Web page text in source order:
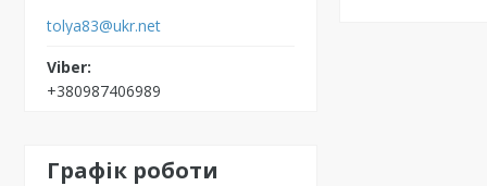
tolya83@ukr.net
+380987406989
Графік роботи